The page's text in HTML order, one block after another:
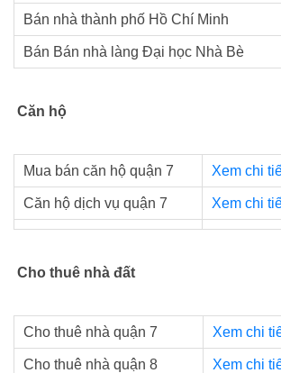
Bán nhà thành phố Hồ Chí Minh
Bán Bán nhà làng Đại học Nhà Bè
Căn hộ
Mua bán căn hộ quận 7 Xem chi
Căn hộ dịch vụ quận 7 Xem chi
Cho thuê nhà đất
Cho thuê nhà quận 7 Xem chi
Cho thuê nhà quận 8 Xem chi